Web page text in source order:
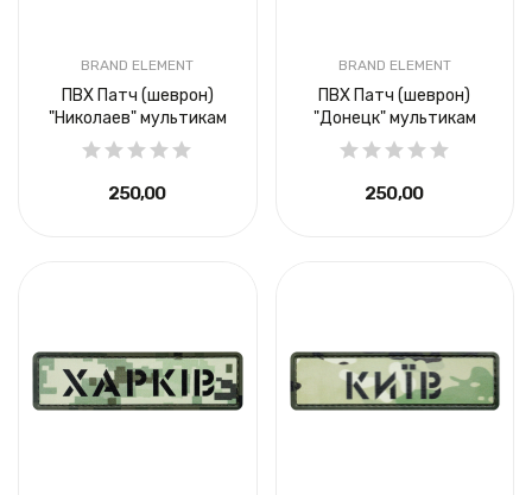
BRAND ELEMENT
ПВХ Патч (шеврон)
"Николаев" мультикам
250,00 ₴
BRAND ELEMENT
ПВХ Патч (шеврон)
"Донецк" мультикам
250,00 ₴